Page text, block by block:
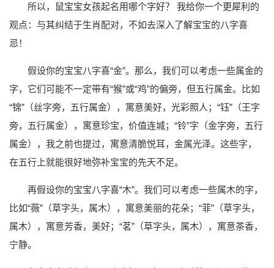
所以，鼠宝宝女孩起名用哪个字好？ 我给你一个更犀利的
观点：与其纠结于生肖配对，不如去深入了解宝宝的八字喜
忌！
假设你的宝宝八字喜“金”。那么，我们可以考虑一些属金的
字，它们可能不一定带有“猴”或“鸡”的偏旁，但五行属金。比如
“锦”（丝字旁，五行属金），寓意美好，光彩照人；“钰”（王字
旁，五行属金），寓意珍宝，价值连城；“铃”字（金字旁，五行
属金），我之前也提过，寓意清脆悦耳，金属光泽。这些字，
在五行上就能很好地弥补宝宝的先天不足。
再假设你的宝宝八字喜“木”。我们可以考虑一些属木的字，
比如“薇”（草字头，属木），寓意美丽的花朵；“菲”（草字头，
属木），寓意芳香，美好；“茗”（草字头，属木），寓意茶香，
宁静。